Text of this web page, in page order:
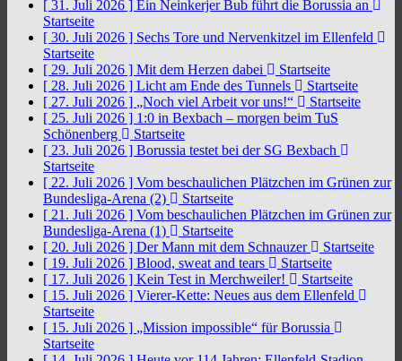
[ 31. Juli 2026 ] Ein Neinkerjer Bub führt die Borussia an
Startseite
[ 30. Juli 2026 ] Sechs Tore und Nervenkitzel im Ellenfeld
Startseite
[ 29. Juli 2026 ] Mit dem Herzen dabei
Startseite
[ 28. Juli 2026 ] Licht am Ende des Tunnels
Startseite
[ 27. Juli 2026 ] „Noch viel Arbeit vor uns!“
Startseite
[ 25. Juli 2026 ] 1:0 in Bexbach – morgen beim TuS
Schönenberg
Startseite
[ 23. Juli 2026 ] Borussia testet bei der SG Bexbach
Startseite
[ 22. Juli 2026 ] Vom beschaulichen Plätzchen im Grünen zur
Bundesliga-Arena (2)
Startseite
[ 21. Juli 2026 ] Vom beschaulichen Plätzchen im Grünen zur
Bundesliga-Arena (1)
Startseite
[ 20. Juli 2026 ] Der Mann mit dem Schnauzer
Startseite
[ 19. Juli 2026 ] Blood, sweat and tears
Startseite
[ 17. Juli 2026 ] Kein Test in Merchweiler!
Startseite
[ 15. Juli 2026 ] Vierer-Kette: Neues aus dem Ellenfeld
Startseite
[ 15. Juli 2026 ] „Mission impossible“ für Borussia
Startseite